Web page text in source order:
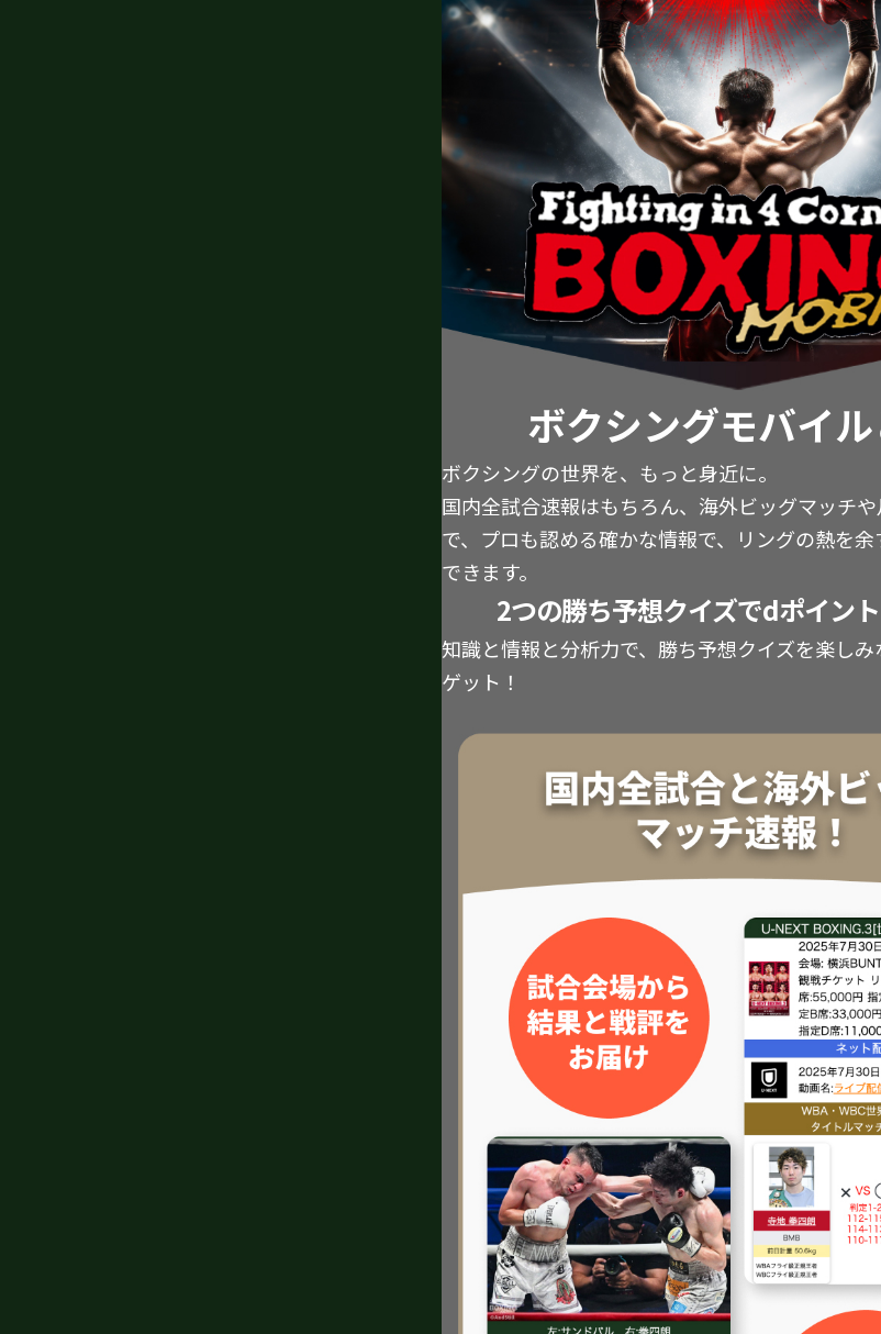
ボクシングモバイ
ボクシングの世界を、もっと身近に。
国内全試合速報はもちろん、海外ビッグマッチ
で、プロも認める確かな情報で、リングの熱を
できます。
2つの勝ち予想クイズでdポイン
知識と情報と分析力で、勝ち予想クイズを楽し
ゲット！